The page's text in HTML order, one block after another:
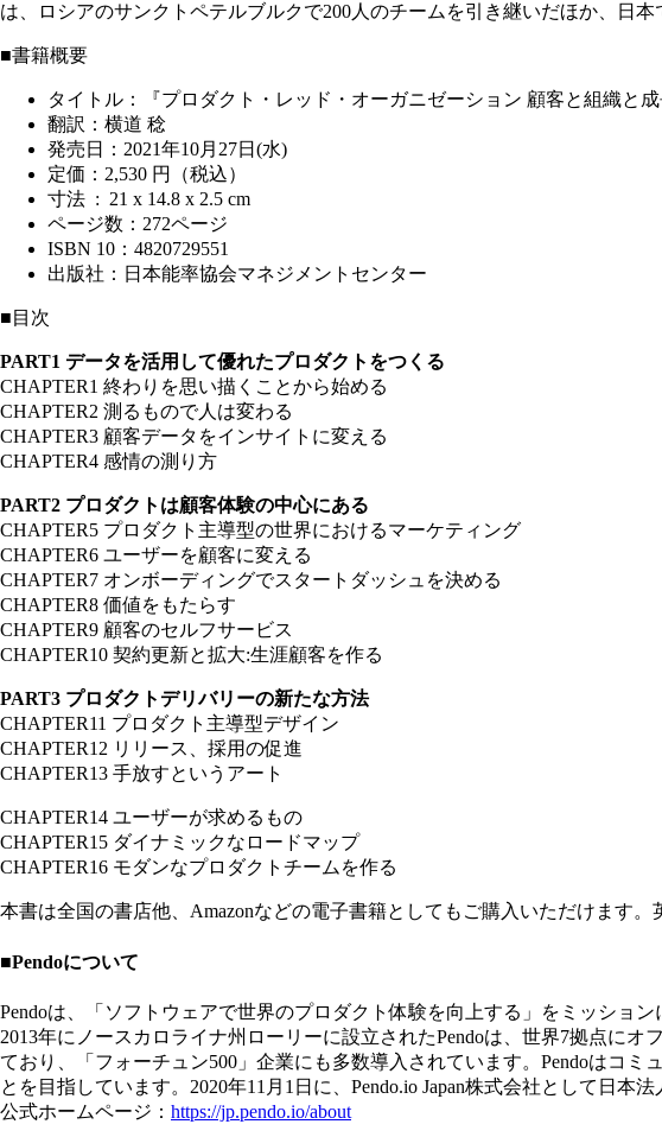
は、ロシアのサンクトペテルブルクで200人のチームを引き継いだほか、日本
■書籍概要
タイトル：『プロダクト・レッド・オーガニゼーション 顧客と組織と
翻訳：横道 稔
発売日：2021年10月27日(水)
定価：2,530 円（税込）
寸法 ‏ : ‎ 21 x 14.8 x 2.5 cm
ページ数：272ページ
ISBN 10：4820729551
出版社：日本能率協会マネジメントセンター
■目次
PART1 データを活用して優れたプロダクトをつくる
CHAPTER1 終わりを思い描くことから始める
CHAPTER2 測るもので人は変わる
CHAPTER3 顧客データをインサイトに変える
CHAPTER4 感情の測り方
PART2 プロダクトは顧客体験の中心にある
CHAPTER5 プロダクト主導型の世界におけるマーケティング
CHAPTER6 ユーザーを顧客に変える
CHAPTER7 オンボーディングでスタートダッシュを決める
CHAPTER8 価値をもたらす
CHAPTER9 顧客のセルフサービス
CHAPTER10 契約更新と拡大:生涯顧客を作る
PART3 プロダクトデリバリーの新たな方法
CHAPTER11 プロダクト主導型デザイン
CHAPTER12 リリース、採用の促進
CHAPTER13 手放すというアート
CHAPTER14 ユーザーが求めるもの
CHAPTER15 ダイナミックなロードマップ
CHAPTER16 モダンなプロダクトチームを作る
本書は全国の書店他、Amazonなどの電子書籍としてもご購入いただけます。
■Pendoについて
Pendoは、「ソフトウェアで世界のプロダクト体験を向上する」をミッショ
2013年にノースカロライナ州ローリーに設立されたPendoは、世界7拠点にオ
ており、「フォーチュン500」企業にも多数導入されています。Pendoはコ
とを目指しています。2020年11月1日に、Pendo.io Japan株式会社として日本法
公式ホームページ： https://jp.pendo.io/about